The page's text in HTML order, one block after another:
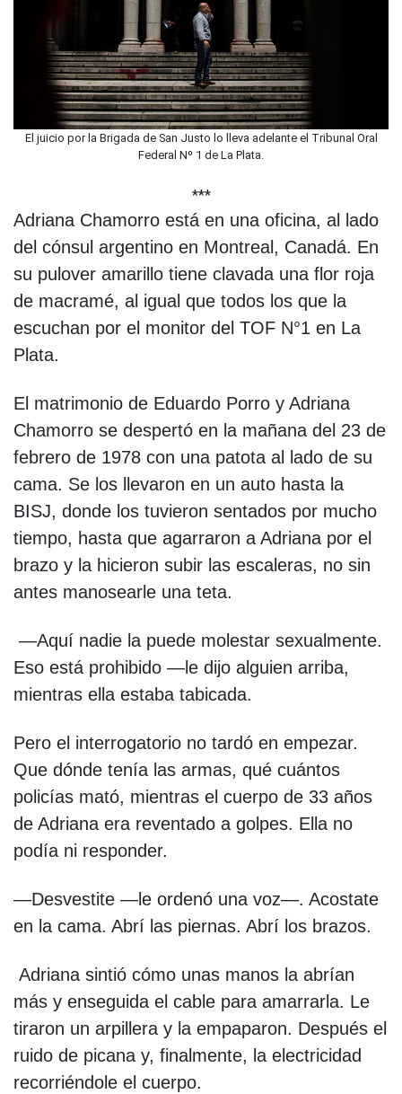
El juicio por la Brigada de San Justo lo lleva adelante el Tribunal Oral
Federal Nº 1 de La Plata.
***
Adriana Chamorro está en una oficina, al lado
del cónsul argentino en Montreal, Canadá. En
su pulover amarillo tiene clavada una flor roja
de macramé, al igual que todos los que la
escuchan por el monitor del TOF N°1 en La
Plata.
El matrimonio de Eduardo Porro y Adriana
Chamorro se despertó en la mañana del 23 de
febrero de 1978 con una patota al lado de su
cama. Se los llevaron en un auto hasta la
BISJ, donde los tuvieron sentados por mucho
tiempo, hasta que agarraron a Adriana por el
brazo y la hicieron subir las escaleras, no sin
antes manosearle una teta.
—Aquí nadie la puede molestar sexualmente.
Eso está prohibido —le dijo alguien arriba,
mientras ella estaba tabicada.
Pero el interrogatorio no tardó en empezar.
Que dónde tenía las armas, qué cuántos
policías mató, mientras el cuerpo de 33 años
de Adriana era reventado a golpes. Ella no
podía ni responder.
—Desvestite —le ordenó una voz—. Acostate
en la cama. Abrí las piernas. Abrí los brazos.
Adriana sintió cómo unas manos la abrían
más y enseguida el cable para amarrarla. Le
tiraron un arpillera y la empaparon. Después el
ruido de picana y, finalmente, la electricidad
recorriéndole el cuerpo.